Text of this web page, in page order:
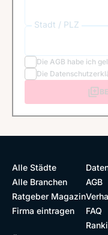
Stadt / PLZ
Die AGB habe ich
Die
Alle Städte
Alle Branchen
Ratgeber Magazin
Firma eintragen
AGB
FAQ